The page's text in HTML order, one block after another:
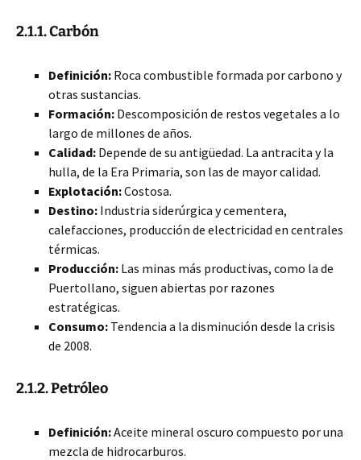
2.1.1. Carbón
Definición: Roca combustible formada por carbono y
otras sustancias.
Formación: Descomposición de restos vegetales a lo
largo de millones de años.
Calidad: Depende de su antigüedad. La antracita y la
hulla, de la Era Primaria, son las de mayor calidad.
Explotación:Costosa.
Destino: Industria siderúrgica y cementera,
calefacciones, producción de electricidad en centrales
térmicas.
Producción: Las minas más productivas, como la de
Puertollano, siguen abiertas por razones
estratégicas.
Consumo: Tendencia a la disminución desde la crisis
de 2008.
2.1.2. Petróleo
Definición:Aceite mineral oscuro compuesto por una
mezcla de hidrocarburos.